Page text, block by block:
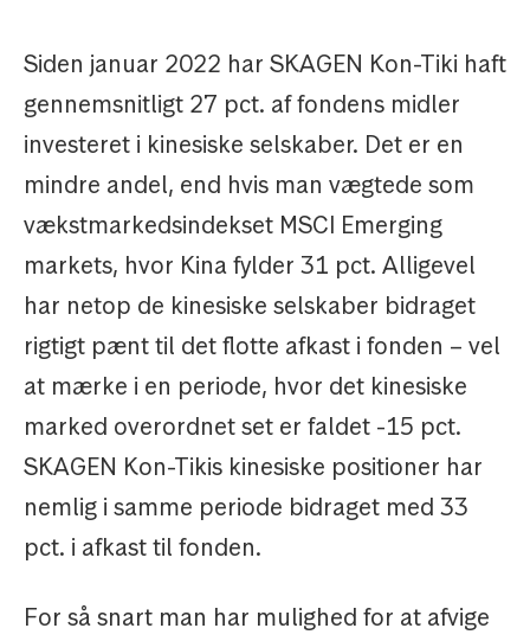
Siden januar 2022 har SKAGEN Kon-Tiki haft
gennemsnitligt 27 pct. af fondens midler
investeret i kinesiske selskaber. Det er en
mindre andel, end hvis man vægtede som
vækstmarkedsindekset MSCI Emerging
markets, hvor Kina fylder 31 pct. Alligevel
har netop de kinesiske selskaber bidraget
rigtigt pænt til det flotte afkast i fonden – vel
at mærke i en periode, hvor det kinesiske
marked overordnet set er faldet -15 pct.
SKAGEN Kon-Tikis kinesiske positioner har
nemlig i samme periode bidraget med 33
pct. i afkast til fonden.
For så snart man har mulighed for at afvige